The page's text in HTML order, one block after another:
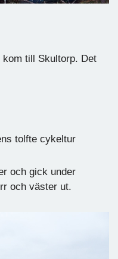
kom till Skultorp. Det
tolfte cykeltur
och gick under
och väster ut.